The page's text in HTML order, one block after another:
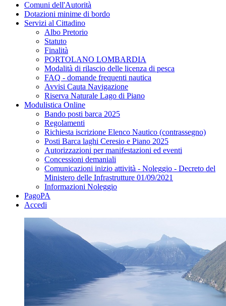
Comuni dell'Autorità
Dotazioni minime di bordo
Servizi al Cittadino
Albo Pretorio
Statuto
Finalità
PORTOLANO LOMBARDIA
Modalità di rilascio delle licenza di pesca
FAQ - domande frequenti nautica
Avvisi Cauta Navigazione
Riserva Naturale Lago di Piano
Modulistica Online
Bando posti barca 2025
Regolamenti
Richiesta iscrizione Elenco Nautico (contrassegno)
Posti Barca laghi Ceresio e Piano 2025
Autorizzazioni per manifestazioni ed eventi
Concessioni demaniali
Comunicazioni inizio attività - Noleggio - Decreto del
Ministero delle Infrastrutture 01/09/2021
Informazioni Noleggio
PagoPA
Accedi